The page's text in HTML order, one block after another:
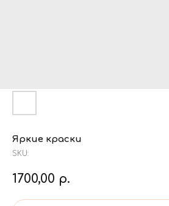
Яркие краски
SKU:
1700,00 р.